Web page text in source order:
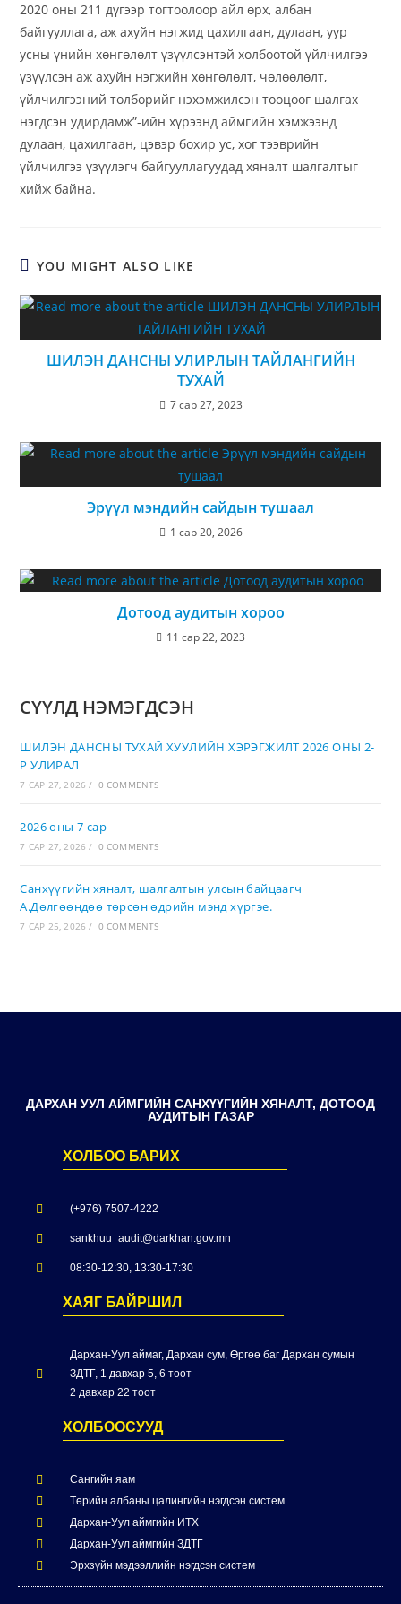
2020 оны 211 дүгээр тогтоолоор айл өрх, албан
байгууллага, аж ахуйн нэгжид цахилгаан, дулаан, уур
усны үнийн хөнгөлөлт үзүүлсэнтэй холбоотой үйлчилгээ
үзүүлсэн аж ахуйн нэгжийн хөнгөлөлт, чөлөөлөлт,
үйлчилгээний төлбөрийг нэхэмжилсэн тооцоог шалгах
нэгдсэн удирдамж”-ийн хүрээнд аймгийн хэмжээнд
дулаан, цахилгаан, цэвэр бохир ус, хог тээврийн
үйлчилгээ үзүүлэгч байгууллагуудад хяналт шалгалтыг
хийж байна.
YOU MIGHT ALSO LIKE
ШИЛЭН ДАНСНЫ УЛИРЛЫН ТАЙЛАНГИЙН
ТУХАЙ
7 сар 27, 2023
Эрүүл мэндийн сайдын тушаал
1 сар 20, 2026
Дотоод аудитын хороо
11 сар 22, 2023
СҮҮЛД НЭМЭГДСЭН
ШИЛЭН ДАНСНЫ ТУХАЙ ХУУЛИЙН ХЭРЭГЖИЛТ 2026 ОНЫ 2-
Р УЛИРАЛ
7 САР 27, 2026 / 0 COMMENTS
2026 оны 7 сар
7 САР 27, 2026 / 0 COMMENTS
Санхүүгийн хяналт, шалгалтын улсын байцаагч
А.Дөлгөөндөө төрсөн өдрийн мэнд хүргэе.
7 САР 25, 2026 / 0 COMMENTS
ДАРХАН УУЛ АЙМГИЙН САНХҮҮГИЙН ХЯНАЛТ, ДОТООД
АУДИТЫН ГАЗАР
ХОЛБОО БАРИХ
(+976) 7507-4222
sankhuu_audit@darkhan.gov.mn
08:30-12:30, 13:30-17:30
ХАЯГ БАЙРШИЛ
Дархан-Уул аймаг, Дархан сум, Өргөө баг Дархан сумын
ЗДТГ, 1 давхар 5, 6 тоот
2 давхар 22 тоот
ХОЛБООСУУД
Сангийн яам
Төрийн албаны цалингийн нэгдсэн систем
Дархан-Уул аймгийн ИТХ
Дархан-Уул аймгийн ЗДТГ
Эрхзүйн мэдээллийн нэгдсэн систем